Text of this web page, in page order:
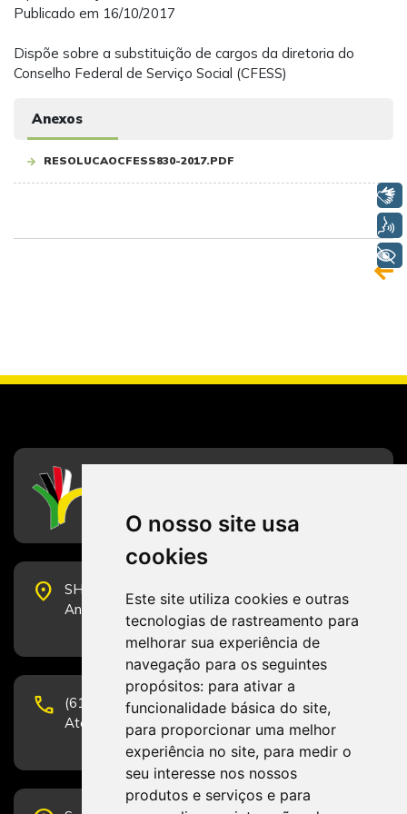
O nosso site usa
cookies
Este site utiliza cookies e outras
tecnologias de rastreamento para
melhorar sua experiência de
navegação para os seguintes
propósitos: para ativar a
funcionalidade básica do site,
para proporcionar uma melhor
experiência no site, para medir o
seu interesse nos nossos
produtos e serviços e para
Publicado em 16/10/2017
Dispõe sobre a substituição de cargos da diretoria do
Conselho Federal de Serviço Social (CFESS)
Anexos
RESOLUCAOCFESS830-2017.PDF
place
SHS Quadra 6, Bloco E, Complexo Brasil 21, 20º
Andar, Sala 2001 - CEP 70322-915 - Brasília/DF
phone
(61) 3223-1652 e (61) 98131-3801.
Atendimento por telefone em horário comercial